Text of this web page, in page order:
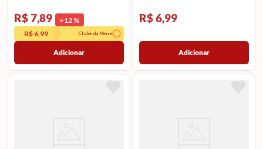
R$ 7,89 12%
R$ 6,99
Clube da Meire
Adicionar
R$ 6,99
Adicionar